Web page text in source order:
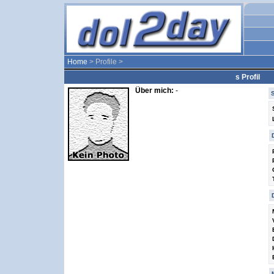
Home > Profile >
s Profil
Über mich: -